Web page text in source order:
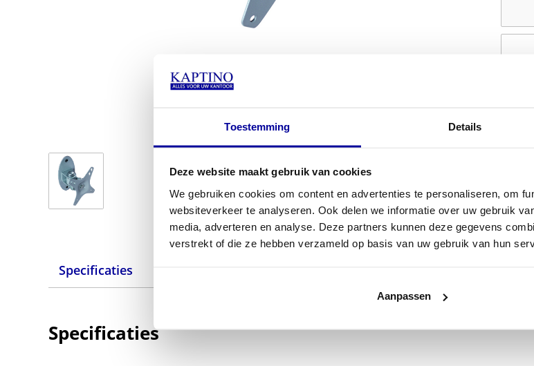
Toestemming Details
Deze website maakt gebruik van cookies
We gebruiken cookies om content en advertenties te personaliseren, om
websiteverkeer te analyseren. Ook delen we informatie over uw gebruik
media, adverteren en analyse. Deze partners kunnen deze gegevens
verstrekt of die ze hebben verzameld op basis van uw gebruik van hun
Aanpassen
Specificaties
Specificaties